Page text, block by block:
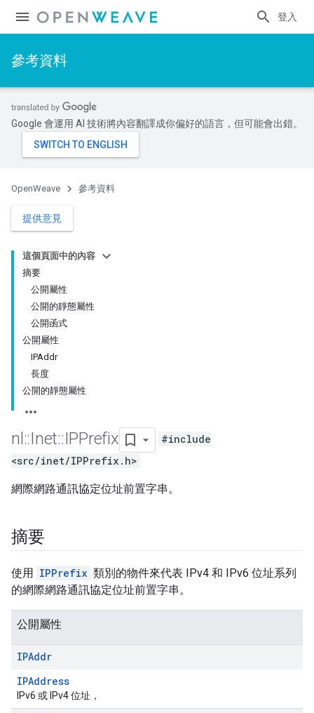
登入
參考資料
Google 會運用 AI 技術將內容翻譯成你偏好的語言，但可能會出錯。
OpenWeave 參考資料
提供意見
這個頁面中的內容
摘要
公開屬性
公開的靜態屬性
公開函式
公開屬性
IPAddr
長度
公開的靜態屬性
nl ::Inet::IPPrefix
#include
<src/inet/IPPrefix.h>
網際網路通訊協定位址前置字串。
摘要
使用 IPPrefix 類別的物件來代表 IPv4 和 IPv6 位址系列
的網際網路通訊協定位址前置字串。
公開屬性
IPAddr
IPAddress
IPv6 或 IPv4 位址，